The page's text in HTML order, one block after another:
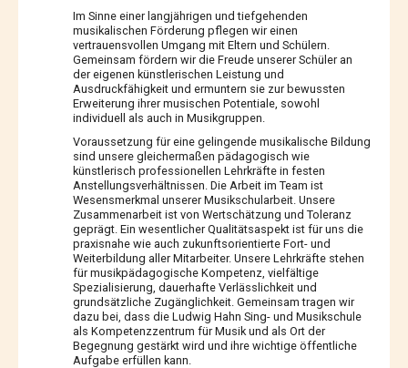
Im Sinne einer langjährigen und tiefgehenden
musikalischen Förderung pflegen wir einen
vertrauensvollen Umgang mit Eltern und Schülern.
Gemeinsam fördern wir die Freude unserer Schüler an
der eigenen künstlerischen Leistung und
Ausdruckfähigkeit und ermuntern sie zur bewussten
Erweiterung ihrer musischen Potentiale, sowohl
individuell als auch in Musikgruppen.
Voraussetzung für eine gelingende musikalische Bildung
sind unsere gleichermaßen pädagogisch wie
künstlerisch professionellen Lehrkräfte in festen
Anstellungsverhältnissen. Die Arbeit im Team ist
Wesensmerkmal unserer Musikschularbeit. Unsere
Zusammenarbeit ist von Wertschätzung und Toleranz
geprägt. Ein wesentlicher Qualitätsaspekt ist für uns die
praxisnahe wie auch zukunftsorientierte Fort- und
Weiterbildung aller Mitarbeiter. Unsere Lehrkräfte stehen
für musikpädagogische Kompetenz, vielfältige
Spezialisierung, dauerhafte Verlässlichkeit und
grundsätzliche Zugänglichkeit. Gemeinsam tragen wir
dazu bei, dass die Ludwig Hahn Sing- und Musikschule
als Kompetenzzentrum für Musik und als Ort der
Begegnung gestärkt wird und ihre wichtige öffentliche
Aufgabe erfüllen kann.